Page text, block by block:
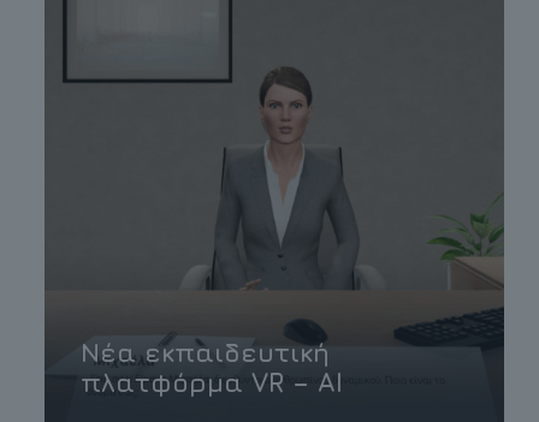
Νέα εκπαιδευτική
πλατφόρμα VR – AI